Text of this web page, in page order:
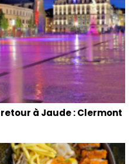
à Jaude : Clermont